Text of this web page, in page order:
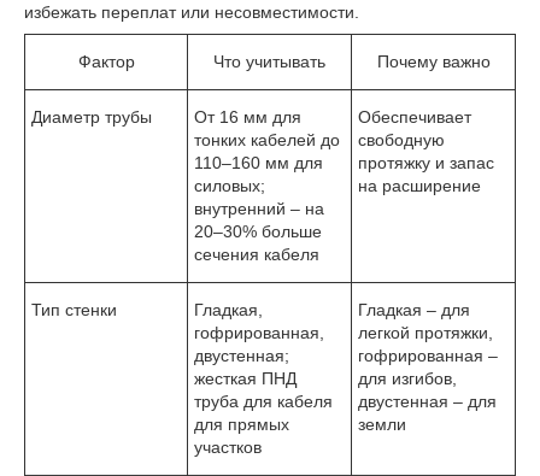
избежать переплат или несовместимости.
Фактор Что учитывать Почему важно
Диаметр трубы
От 16 мм для
тонких кабелей до
110–160 мм для
силовых;
внутренний – на
20–30% больше
сечения кабеля
Обеспечивает
свободную
протяжку и запас
на расширение
Тип стенки
Гладкая,
гофрированная,
двустенная;
жесткая ПНД
труба для кабеля
для прямых
участков
Гладкая – для
легкой протяжки,
гофрированная –
для изгибов,
двустенная – для
земли